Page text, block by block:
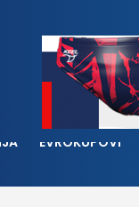
EVROKUPOVI